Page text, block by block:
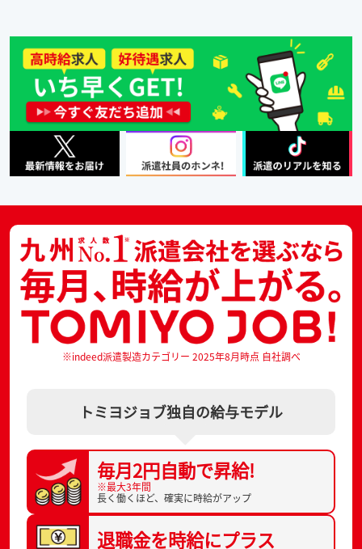
※indeed派遣製造カテゴリー 2025年8月時点 自社調べ
トミヨジョブ独自の給与モデル
毎月2円自動で昇給!
※最大3年間
長く働くほど、 確実に時給がアップ
退職金を時給にプラス